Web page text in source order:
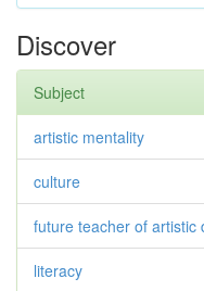
Discover
Subject
artistic mentality
culture
future teacher of artistic
literacy